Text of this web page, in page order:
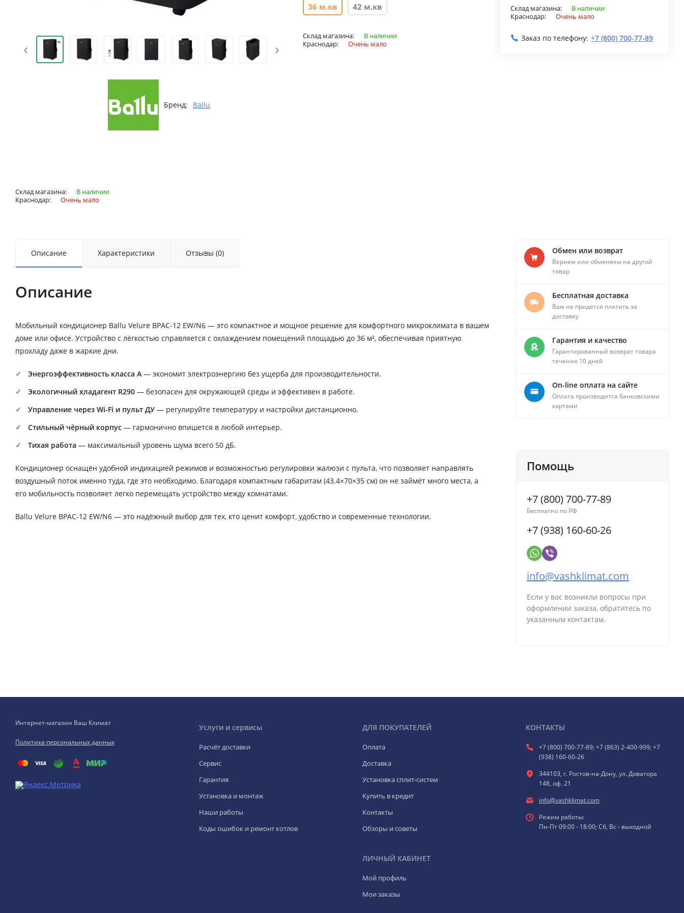
‹ ›
Бренд: Ballu
36 м.кв 42 м.кв
Склад магазина:
В наличии
Краснодар:
Очень мало
Склад магазина:
В наличии
Краснодар:
Очень мало
Заказ по телефону: +7 (800) 700-77-89
Склад магазина:
В наличии
Краснодар:
Очень мало
Описание Характеристики Отзывы (0)
Описание
Мобильный кондиционер Ballu Velure BPAC-12 EW/N6 — это компактное и мощное решение для комфортного микроклимата в вашем
доме или офисе. Устройство с лёгкостью справляется с охлаждением помещений площадью до 36 м², обеспечивая приятную
прохладу даже в жаркие дни.
Энергоэффективность класса A — экономит электроэнергию без ущерба для производительности.
Экологичный хладагент R290 — безопасен для окружающей среды и эффективен в работе.
Управление через Wi-Fi и пульт ДУ — регулируйте температуру и настройки дистанционно.
Стильный чёрный корпус — гармонично впишется в любой интерьер.
Тихая работа — максимальный уровень шума всего 50 дБ.
Кондиционер оснащён удобной индикацией режимов и возможностью регулировки жалюзи с пульта, что позволяет направлять
воздушный поток именно туда, где это необходимо. Благодаря компактным габаритам (43.4×70×35 см) он не займёт много места, а
его мобильность позволяет легко перемещать устройство между комнатами.
Ballu Velure BPAC-12 EW/N6 — это надёжный выбор для тех, кто ценит комфорт, удобство и современные технологии.
Обмен или возврат
Вернем или обменяем на другой
товар
Бесплатная доставка
Вам не придется платить за
доставку
Гарантия и качество
Гарантированный возврат товара
течение 10 дней
On-line оплата на сайте
Оплата производится банковскими
картами
Помощь
+7 (800) 700-77-89
Бесплатно по РФ
+7 (938) 160-60-26
info@vashklimat.com
Если у вас возникли вопросы при
оформлении заказа, обратитесь по
указанным контактам.
Интернет-магазин Ваш Климат
Политика персональных данных
Услуги и сервисы
Расчёт доставки
Сервис
Гарантия
Установка и монтаж
Наши работы
Коды ошибок и ремонт котлов
ДЛЯ ПОКУПАТЕЛЕЙ
Оплата
Доставка
Установка сплит-систем
Купить в кредит
Контакты
Обзоры и советы
ЛИЧНЫЙ КАБИНЕТ
Мой профиль
Мои заказы
КОНТАКТЫ
+7 (800) 700-77-89; +7 (863) 2-400-999; +7
(938) 160-60-26
344103, г. Ростов-на-Дону, ул. Доватора
148, оф. 21
info@vashklimat.com
Режим работы:
Пн-Пт 09:00 - 18:00; Сб, Вс - выходной